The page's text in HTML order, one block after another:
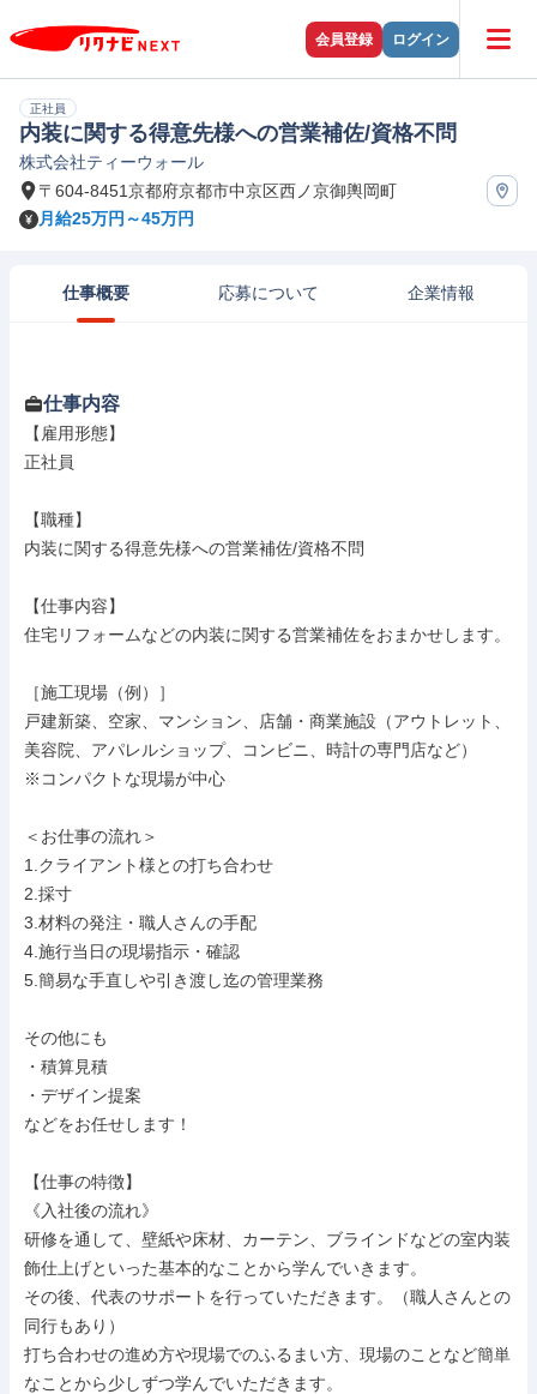
会員登録 ログイン
正社員
内装に関する得意先様への営業補佐/資格不問
株式会社ティーウォール
〒604-8451京都府京都市中京区西ノ京御輿岡町
月給25万円～45万円
仕事概要 応募について 企業情報
仕事内容
【雇用形態】
正社員
【職種】
内装に関する得意先様への営業補佐/資格不問
【仕事内容】
住宅リフォームなどの内装に関する営業補佐をおまかせします。
［施工現場（例）］
戸建新築、空家、マンション、店舗・商業施設（アウトレット、
美容院、アパレルショップ、コンビニ、時計の専門店など）
※コンパクトな現場が中心
＜お仕事の流れ＞
1.クライアント様との打ち合わせ
2.採寸
3.材料の発注・職人さんの手配
4.施行当日の現場指示・確認
5.簡易な手直しや引き渡し迄の管理業務
その他にも
・積算見積
・デザイン提案
などをお任せします！
【仕事の特徴】
《入社後の流れ》
研修を通して、壁紙や床材、カーテン、ブラインドなどの室内装
飾仕上げといった基本的なことから学んでいきます。
その後、代表のサポートを行っていただきます。（職人さんとの
同行もあり）
打ち合わせの進め方や現場でのふるまい方、現場のことなど簡単
なことから少しずつ学んでいただきます。